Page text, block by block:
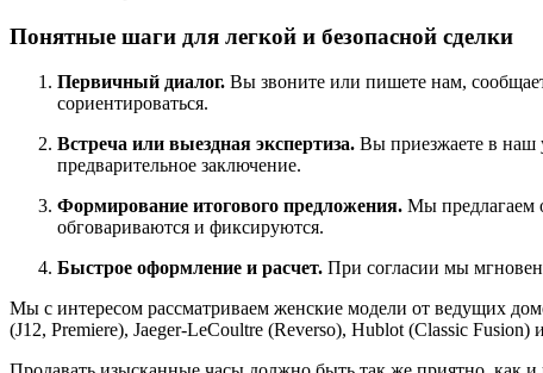
Понятные шаги для легкой и безопасной сделки
Первичный диалог. Вы звоните или пишете нам,
сориентироваться.
Встреча или выездная экспертиза. Вы приезжаете в наш
предварительное заключение.
Формирование итогового предложения. Мы предлагаем
обговариваются и фиксируются.
Быстрое оформление и расчет. При согласии мы
Мы с интересом рассматриваем женские модели от ведущих
(J12, Premiere), Jaeger-LeCoultre (Reverso), Hublot (Classic